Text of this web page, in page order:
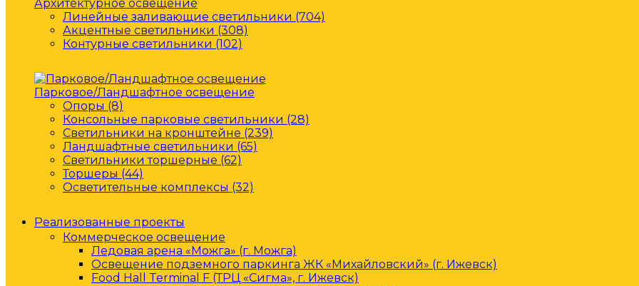
Архитектурное освещение
Линейные заливающие светильники (704)
Акцентные светильники (308)
Контурные светильники (102)
Парковое/Ландшафтное освещение
Опоры (8)
Консольные парковые светильники (28)
Светильники на кронштейне (239)
Ландшафтные светильники (65)
Светильники торшерные (62)
Торшеры (44)
Осветительные комплексы (32)
Реализованные проекты
Коммерческое освещение
Ледовая арена «Можга» (г. Можга)
Освещение подземного паркинга ЖК «Михайловский» (г. Ижевск)
Food Hall Terminal F (ТРЦ «Сигма», г. Ижевск)